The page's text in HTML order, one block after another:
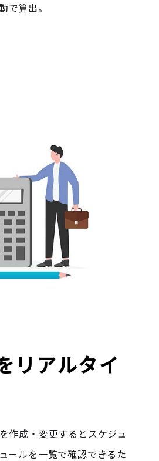
算出。
リアルタイ
作成・変更するとスケジュ
ールを一覧で確認できるた